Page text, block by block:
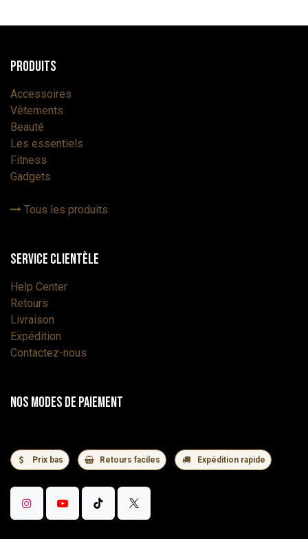
Produits
Accessoires
Vêtements
Beauté
Les essentiels
Fitness
Gadgets
Tous les produits
Service Clientèle
Help Center
Retours
Livraison
Expédition
Contactez-nous
Nos modes de paiement
Prix bas Retours faciles Expédition rapide